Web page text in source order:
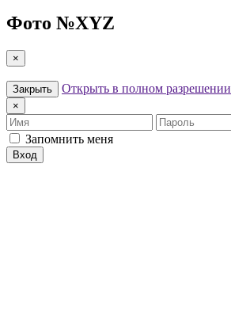
Фото №XYZ
×
Закрыть Открыть в полном разрешении
×
Имя
Пароль
Запомнить меня
Вход